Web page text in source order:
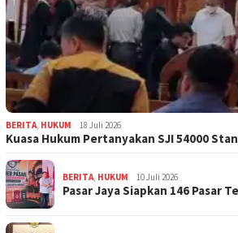
BERITA, HUKUM 18 Juli 2026
Kuasa Hukum Pertanyakan SJI 54000
BERITA, HUKUM 10 Juli 2026
Pasar Jaya Siapkan 146 Pasar